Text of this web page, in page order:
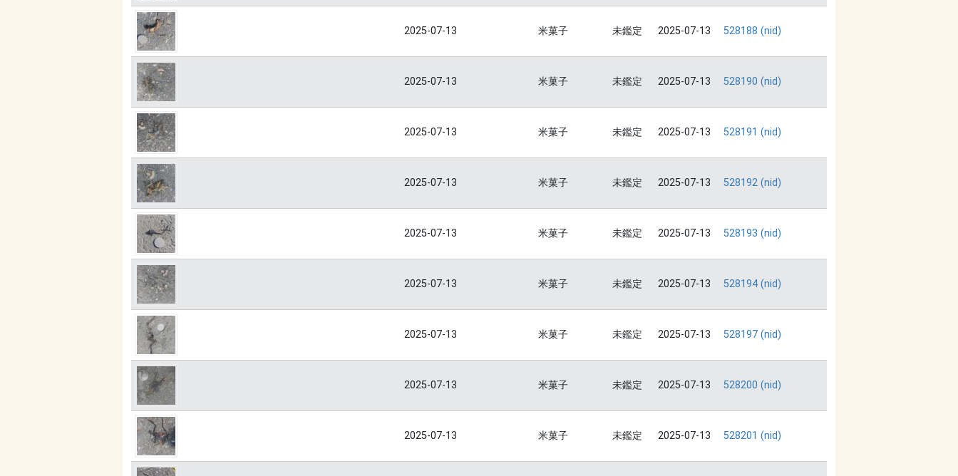
2025-07-13 米菓子 未鑑定 2025-07-13 528188 (nid)
2025-07-13 米菓子 未鑑定 2025-07-13 528190 (nid)
2025-07-13 米菓子 未鑑定 2025-07-13 528191 (nid)
2025-07-13 米菓子 未鑑定 2025-07-13 528192 (nid)
2025-07-13 米菓子 未鑑定 2025-07-13 528193 (nid)
2025-07-13 米菓子 未鑑定 2025-07-13 528194 (nid)
2025-07-13 米菓子 未鑑定 2025-07-13 528197 (nid)
2025-07-13 米菓子 未鑑定 2025-07-13 528200 (nid)
2025-07-13 米菓子 未鑑定 2025-07-13 528201 (nid)